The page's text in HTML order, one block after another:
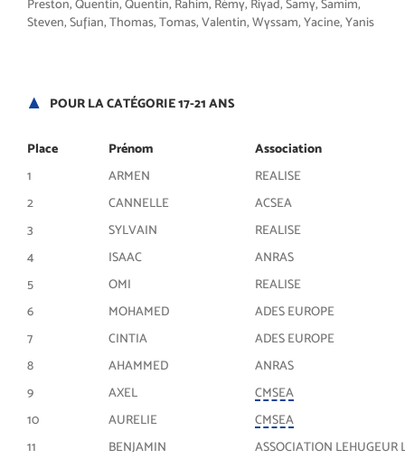
Preston, Quentin, Quentin, Rahim, Rémy, Riyad, Samy, Samim,
Steven, Sufian, Thomas, Tomas, Valentin, Wyssam, Yacine, Yanis
POUR LA CATÉGORIE 17-21 ANS
Place Prénom
Association
1
ARMEN
REALISE
2
CANNELLE
ACSEA
3
SYLVAIN
REALISE
4
ISAAC
ANRAS
5
OMI
REALISE
6
MOHAMED
ADES EUROPE
7
CINTIA
ADES EUROPE
8
AHAMMED
ANRAS
9
AXEL
CMSEA
10
AURELIE
CMSEA
11
BENJAMIN
ASSOCIATION LEHUGEUR